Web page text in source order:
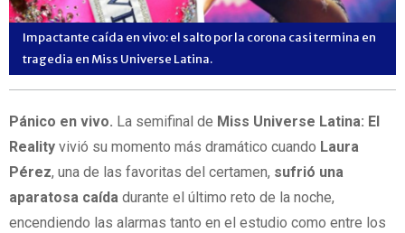
Impactante caída en vivo: el salto por la corona casi termina en
tragedia en Miss Universe Latina.
Pánico en vivo. La semifinal de Miss Universe Latina: El
Reality vivió su momento más dramático cuando Laura
Pérez, una de las favoritas del certamen, sufrió una
aparatosa caída durante el último reto de la noche,
encendiendo las alarmas tanto en el estudio como entre los